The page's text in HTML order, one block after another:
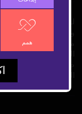
لعب النفط دوراً كبيراً
والبنية التحتية لدولة
مبالغ كبيرة، مكنت
الصناعية والقيام
صناعة "الذهب الأسود"
همم